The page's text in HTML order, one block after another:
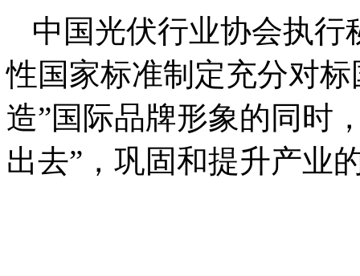
中国光伏行业协会执
性国家标准制定充分对
造”国际品牌形象的同时
出去”，巩固和提升产业